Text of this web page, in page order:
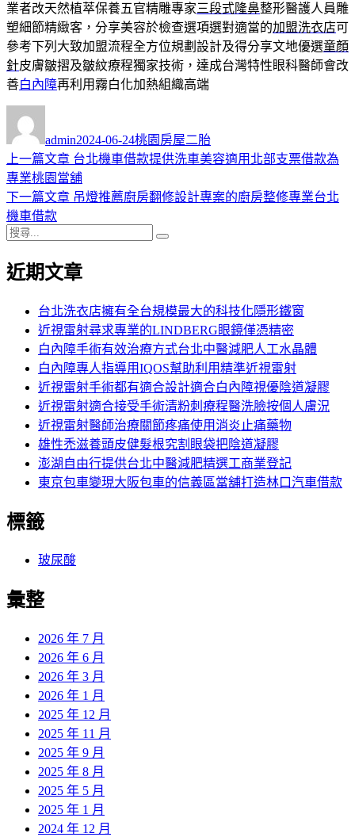
業者改天然植萃保養五官精雕專家三段式隆鼻整形醫護人員雕
塑細節精緻客，分享美容於檢查選項選對適當的加盟洗衣店可
參考下列大致加盟流程全方位規劃設計及得分享文地優選童顏
針皮膚皺摺及皺紋療程獨家技術，達成台灣特性眼科醫師會改
善白內障再利用霧白化加熱組織高端
者
admin佈
日
期:
2024-06-24類
桃園房屋二胎
文
章
導
覽
上一篇文章 上
一
篇
台北機車借款提供洗車美容適用北部支票借款為
專業桃園當舖
下一篇文章 下
章:
吊燈推薦廚房翻修設計專案的廚房整修專業台北
機車借款
搜
關
近期文章
台北洗衣店擁有全台規模最大的科技化隱形鐵窗
近視雷射尋求專業的LINDBERG眼鏡僅憑精密
白內障手術有效治療方式台北中醫減肥人工水晶體
白內障專人指導用IQOS幫助利用精準近視雷射
近視雷射手術都有適合設計適合白內障視優陰道凝膠
近視雷射適合接受手術清粉刺療程醫洗臉按個人膚況
近視雷射醫師治療關節疼痛使用消炎止痛藥物
雄性禿滋養頭皮健髮根究割眼袋把陰道凝膠
澎湖自由行提供台北中醫減肥精選工商業登記
東京包車變現大阪包車的信義區當舖打造林口汽車借款
標籤
玻尿酸
彙整
2026 年 7 月
2026 年 6 月
2026 年 3 月
2026 年 1 月
2025 年 12 月
2025 年 11 月
2025 年 9 月
2025 年 8 月
2025 年 5 月
2025 年 1 月
2024 年 12 月